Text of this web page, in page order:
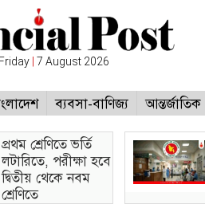
| 7 August 2026
ব্যবসা-বাণিজ্য আন্তর্জাতিক
প্রথম শ্রেণিতে ভর্তি
লটারিতে, পরীক্ষা হবে
দ্বিতীয় থেকে নবম
শ্রেণিতে